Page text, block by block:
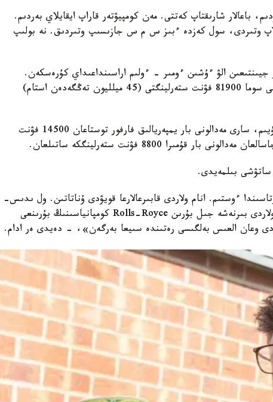
باعالار شارىقتاپ كەتتى. مەن كومپيۋتەر قاراپ ايقايلاي بەردىم.
وتىردى، سول كەزدە ءبىز س م س جازىسىپ وتىردىق. نە بولىپ
الۋ ءۇشىن ءومىر - ءولىم اراسىنداعىداي كۇرەسكەن.
اقىرىندا، قىتايلىق قاتىسۋشى تولەگەن جالپى سوما 81900 فۋنت ستەرلينگتى (45 ميلليون تەڭگەدەن استام)
شاڭ باسقان كارتون قوراپتاعى تاعى ءبىر بۇيىم، سارى مەدالونى بار يمپەريالىق فارفور توستاعان 14500 فۋنت
8800 فۋنت ستەرلينگكە ساتىلعان.
ساتۋشى بىلمەيدى.
ءوستىم. انام ولاردى قابىرعالارعا قويۋدى ۇناتاتىن. ول ىدىس-
اياقتاردىڭ قۇندى ەكەنىن بىلمەگەن. انام ولاردى بىرنەشە جىل بۇرىن Rolls-Royce كومپانياسىنىڭ بۇرىنعى
وعان العىس بەلگىسى رەتىندە سىيعا بەرگەن»، - دەيدى ەر ادام.